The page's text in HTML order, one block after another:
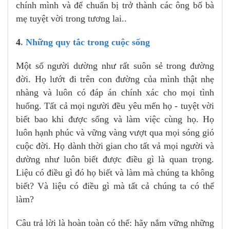
chính mình và để chuẩn bị trở thành các ông bố bà
mẹ tuyệt vời trong tương lai..
4. Những quy tắc trong cuộc sống
Một số người dường như rất suôn sẻ trong đường
đời. Họ lướt đi trên con đường của mình thật nhẹ
nhàng và luôn có đáp án chính xác cho mọi tình
huống. Tất cả mọi người đều yêu mến họ - tuyệt vời
biết bao khi được sống và làm việc cùng họ. Họ
luôn hạnh phúc và vững vàng vượt qua mọi sóng gió
cuộc đời. Họ dành thời gian cho tất vả mọi người và
dường như luôn biết được điều gì là quan trọng.
Liệu có điều gì đó họ biết và làm mà chúng ta không
biết? Và liệu có điều gì mà tất cả chúng ta có thể
làm?
Câu trả lời là hoàn toàn có thể: hãy nắm vững những